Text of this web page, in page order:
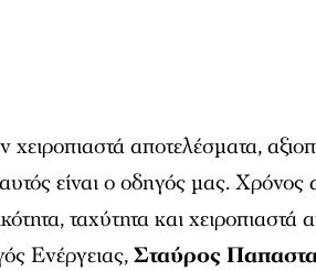
αποτελέσματα,
είναι ο οδηγός μας.
ταχύτητα και χειροπιαστά
Ενέργειας,Σταύρος